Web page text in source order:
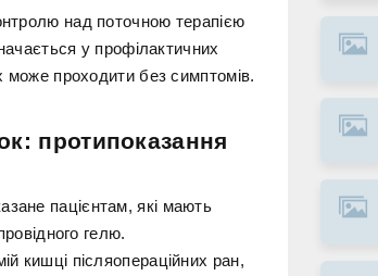
над поточною терапією
у профілактичних
може проходити без симптомів.
протипоказання
пацієнтам, які мають
гелю.
кишці післяопераційних ран,